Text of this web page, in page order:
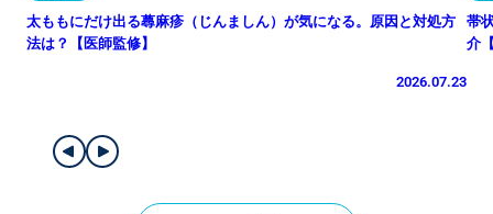
太ももにだけ出る蕁麻疹（じんましん）が気になる。原因と対処方
法は？【医師監修】
2026.07.23
帯
介